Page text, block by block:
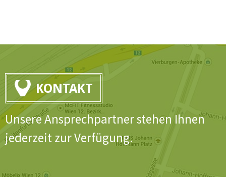
KONTAKT
Unsere Ansprechpartner stehen Ihnen
jederzeit zur Verfügung.